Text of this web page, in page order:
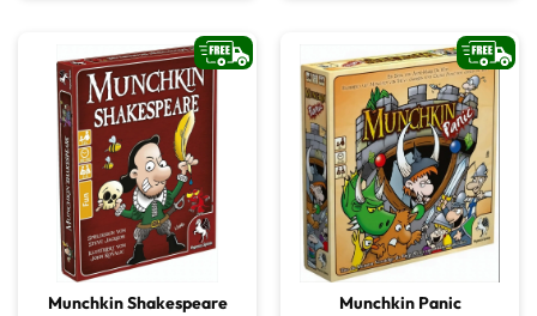
Munchkin Shakespeare Munchkin Panic